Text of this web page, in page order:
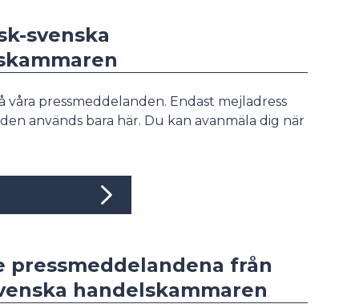
svenska
våra pressmeddelanden. Endast mejladress
används bara här. Du kan avanmäla dig när
pressmeddelandena från
handelskammaren